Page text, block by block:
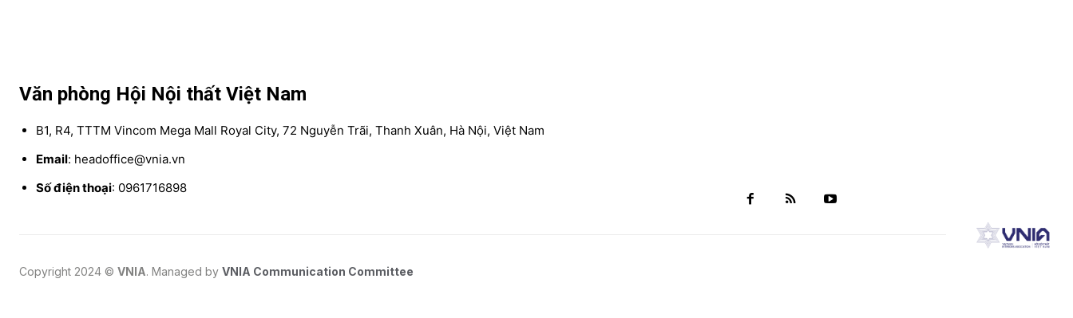
Văn phòng Hội Nội thất Việt Nam
B1, R4, TTTM Vincom Mega Mall Royal City, 72 Nguyễn Trãi, Thanh Xuân, Hà Nội, Việt Nam
Email: headoffice@vnia.vn
Số điện thoại: 0961716898
Copyright 2024 © VNIA. Managed by VNIA Communication Committee